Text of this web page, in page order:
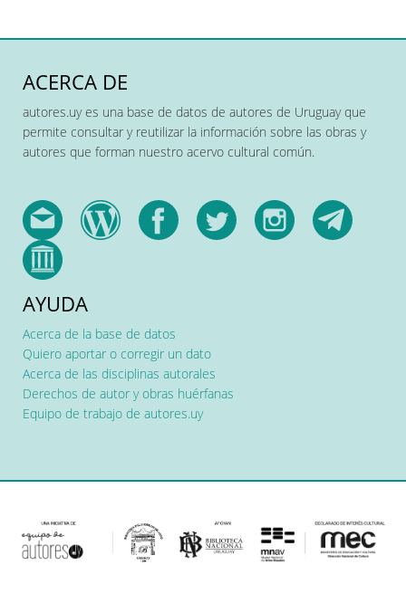
ACERCA DE
autores.uy es una base de datos de autores de Uruguay que
permite consultar y reutilizar la información sobre las obras y
autores que forman nuestro acervo cultural común.
AYUDA
Acerca de la base de datos
Quiero aportar o corregir un dato
Acerca de las disciplinas autorales
Derechos de autor y obras huérfanas
Equipo de trabajo de autores.uy